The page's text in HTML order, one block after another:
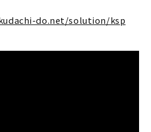
do.net/solution/ksp